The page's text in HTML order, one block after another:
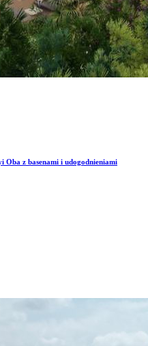
Oba z basenami i udogodnieniami